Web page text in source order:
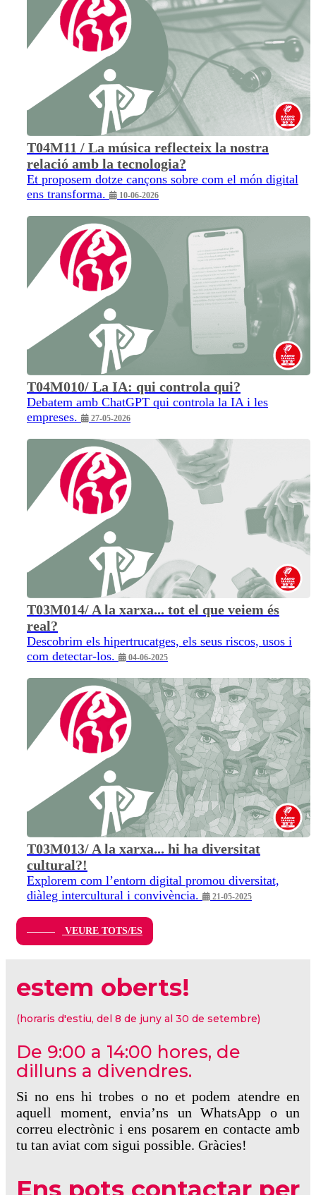
T04M11 / La música reflecteix la nostra
relació amb la tecnologia?
Et proposem dotze cançons sobre com el món digital
ens transforma.
10-06-2026
T04M010/ La IA: qui controla qui?
Debatem amb ChatGPT qui controla la IA i les
empreses.
27-05-2026
T03M014/ A la xarxa... tot el que veiem és
real?
Descobrim els hipertrucatges, els seus riscos, usos i
com detectar-los.
04-06-2025
T03M013/ A la xarxa... hi ha diversitat
cultural?!
Explorem com l’entorn digital promou diversitat,
diàleg intercultural i convivència.
21-05-2025
VEURE TOTS/ES
estem oberts!
(horaris d'estiu, del 8 de juny al 30 de setembre)
De 9:00 a 14:00 hores, de
dilluns a divendres.
Si no ens hi trobes o no et podem atendre en
aquell moment, envia’ns un WhatsApp o un
correu electrònic i ens posarem en contacte amb
tu tan aviat com sigui possible. Gràcies!